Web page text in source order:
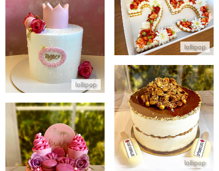
lollipop
עוגת מספרים עם פירות מקרונים ותותים
התקשר/י
lollipop
עוגת נסיכה
התקשר/י
lollipop
עוגת מוס לוטוס עם מגנומים לעסקים
התקשר/י
עוגה מעוצבת פרווה ליום הולדת